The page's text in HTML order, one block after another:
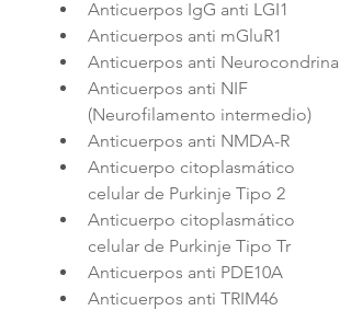
Anticuerpos IgG anti LGI1
Anticuerpos anti mGluR1
Anticuerpos anti Neurocondrina
Anticuerpos anti NIF
(Neurofilamento intermedio)
Anticuerpos anti NMDA-R
Anticuerpo citoplasmático
celular de Purkinje Tipo 2
Anticuerpo citoplasmático
celular de Purkinje Tipo Tr
Anticuerpos anti PDE10A
Anticuerpos anti TRIM46